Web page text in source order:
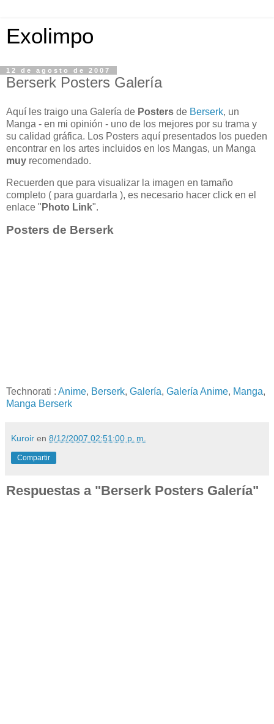
Exolimpo
12 de agosto de 2007
Berserk Posters Galería
Aquí les traigo una Galería de Posters de Berserk, un
Manga - en mi opinión - uno de los mejores por su trama y
su calidad gráfica. Los Posters aquí presentados los pueden
encontrar en los artes incluidos en los Mangas, un Manga
muy recomendado.
Recuerden que para visualizar la imagen en tamaño
completo ( para guardarla ), es necesario hacer click en el
enlace " Photo Link".
Posters de Berserk
Technorati : Anime, Berserk, Galería, Galería Anime, Manga,
Manga Berserk
Kuroir en 8/12/2007 02:51:00 p. m.
Compartir
Respuestas a "Berserk Posters Galería"